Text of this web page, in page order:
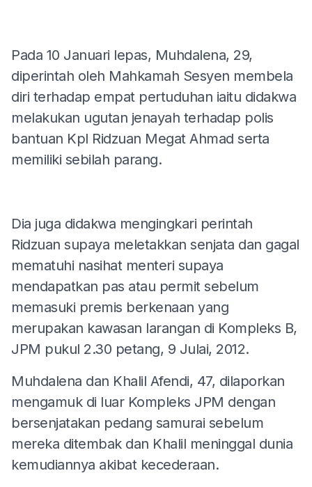
Pada 10 Januari lepas, Muhdalena, 29,
diperintah oleh Mahkamah Sesyen membela
diri terhadap empat pertuduhan iaitu didakwa
melakukan ugutan jenayah terhadap polis
bantuan Kpl Ridzuan Megat Ahmad serta
memiliki sebilah parang.
Dia juga didakwa mengingkari perintah
Ridzuan supaya meletakkan senjata dan gagal
mematuhi nasihat menteri supaya
mendapatkan pas atau permit sebelum
memasuki premis berkenaan yang
merupakan kawasan larangan di Kompleks B,
JPM pukul 2.30 petang, 9 Julai, 2012.
Muhdalena dan Khalil Afendi, 47, dilaporkan
mengamuk di luar Kompleks JPM dengan
bersenjatakan pedang samurai sebelum
mereka ditembak dan Khalil meninggal dunia
kemudiannya akibat kecederaan.